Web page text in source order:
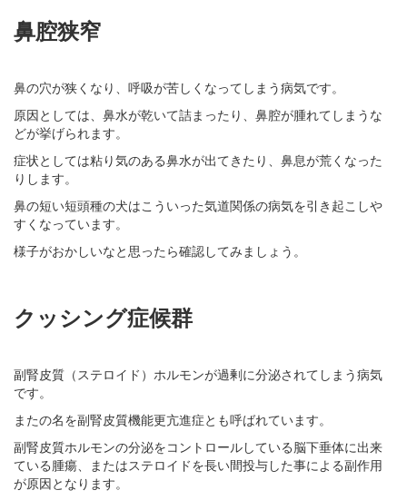
鼻腔狭窄
鼻の穴が狭くなり、呼吸が苦しくなってしまう病気です。
原因としては、鼻水が乾いて詰まったり、鼻腔が腫れてしまうな
どが挙げられます。
症状としては粘り気のある鼻水が出てきたり、鼻息が荒くなった
りします。
鼻の短い短頭種の犬はこういった気道関係の病気を引き起こしや
すくなっています。
様子がおかしいなと思ったら確認してみましょう。
クッシング症候群
副腎皮質（ステロイド）ホルモンが過剰に分泌されてしまう病気
です。
またの名を副腎皮質機能更亢進症とも呼ばれています。
副腎皮質ホルモンの分泌をコントロールしている脳下垂体に出来
ている腫瘍、またはステロイドを長い間投与した事による副作用
が原因となります。